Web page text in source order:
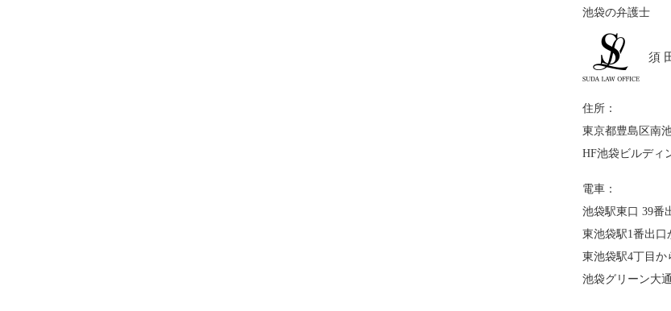
池袋の弁護士
須
住所：
東京都豊島区南
HF池袋ビルディ
電車：
池袋駅東口 39番
東池袋駅1番出口
東池袋駅4丁目か
池袋グリーン大